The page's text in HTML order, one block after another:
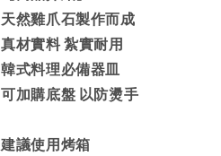
天然雞爪石製作而成
真材實料 紮實耐用
韓式料理必備器皿
可加購底盤 以防燙手
建議使用烤箱